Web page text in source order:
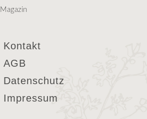
Magazin
Kontakt
AGB
Datenschutz
Impressum